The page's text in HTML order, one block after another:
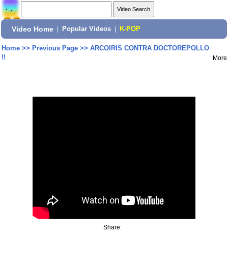
Video Home Popular Videos K-POP
Home>> Previous Page>> ARCOIRIS CONTRA DOCTOREPOLLO
!!
More
Share: